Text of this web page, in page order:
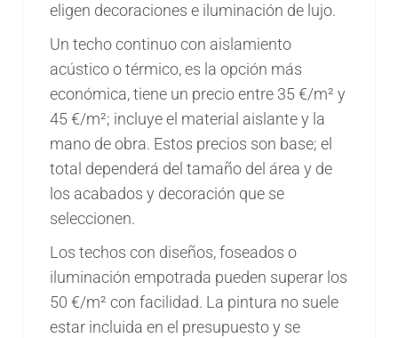
eligen decoraciones e iluminación de lujo.
Un techo continuo con aislamiento
acústico o térmico, es la opción más
económica, tiene un precio entre 35 €/m² y
45 €/m²; incluye el material aislante y la
mano de obra. Estos precios son base; el
total dependerá del tamaño del área y de
los acabados y decoración que se
seleccionen.
Los techos con diseños, foseados o
iluminación empotrada pueden superar los
50 €/m² con facilidad. La pintura no suele
estar incluida en el presupuesto y se